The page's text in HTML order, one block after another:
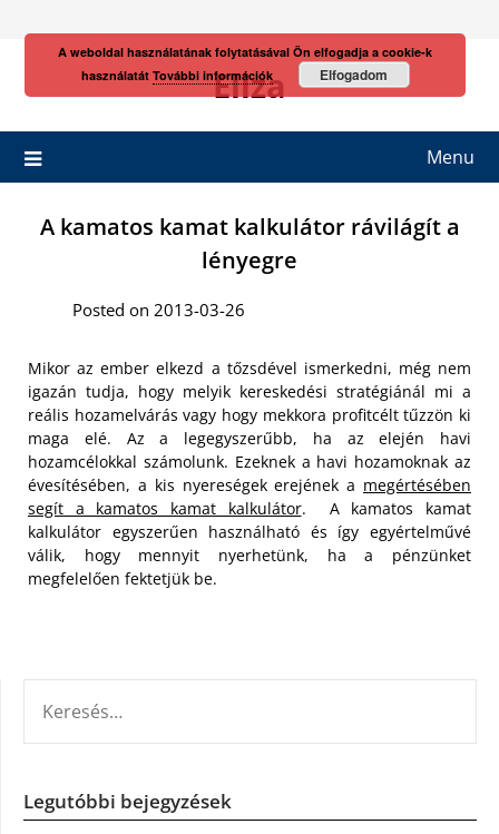
Eliza
Menu
A kamatos kamat kalkulátor rávilágít a
lényegre
Posted on 2013-03-26
Mikor az ember elkezd a tőzsdével ismerkedni, még nem
igazán tudja, hogy melyik kereskedési stratégiánál mi a
reális hozamelvárás vagy hogy mekkora profitcélt tűzzön ki
maga elé. Az a legegyszerűbb, ha az elején havi
hozamcélokkal számolunk. Ezeknek a havi hozamoknak az
évesítésében, a kis nyereségek erejének a megértésében
segít a kamatos kamat kalkulátor. A kamatos kamat
kalkulátor egyszerűen használható és így egyértelművé
válik, hogy mennyit nyerhetünk, ha a pénzünket
megfelelően fektetjük be.
Legutóbbi bejegyzések
A weboldal használatának folytatásával Ön elfogadja a cookie-k
használatát További információk Elfogadom